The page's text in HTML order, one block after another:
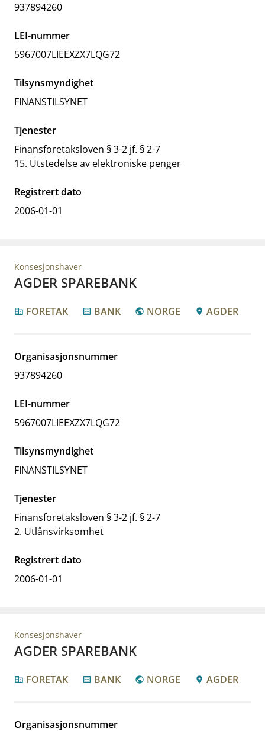
937894260
LEI-nummer
5967007LIEEXZX7LQG72
Tilsynsmyndighet
FINANSTILSYNET
Tjenester
Finansforetaksloven § 3-2 jf. § 2-7
15. Utstedelse av elektroniske penger
Registrert dato
2006-01-01
Konsesjonshaver
AGDER SPAREBANK
corporate_fare FORETAK list_alt BANK public NORGE location_pin AGDER
Organisasjonsnummer
937894260
LEI-nummer
5967007LIEEXZX7LQG72
Tilsynsmyndighet
FINANSTILSYNET
Tjenester
Finansforetaksloven § 3-2 jf. § 2-7
2. Utlånsvirksomhet
Registrert dato
2006-01-01
Konsesjonshaver
AGDER SPAREBANK
corporate_fare FORETAK list_alt BANK public NORGE location_pin AGDER
Organisasjonsnummer